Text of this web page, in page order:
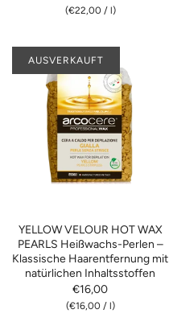
(€22,00 / l)
YELLOW VELOUR HOT WAX
PEARLS Heißwachs-Perlen –
Klassische Haarentfernung mit
natürlichen Inhaltsstoffen
€16,00
(€16,00 / l)
AUSVERKAUFT